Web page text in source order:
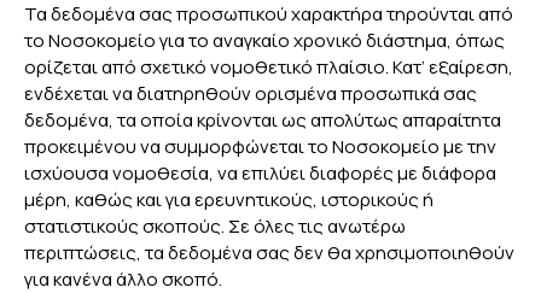
Τα δεδομένα σας προσωπικού χαρακτήρα τηρούνται από
το Νοσοκομείο για το αναγκαίο χρονικό διάστημα, όπως
ορίζεται από σχετικό νομοθετικό πλαίσιο. Κατ’ εξαίρεση,
ενδέχεται να διατηρηθούν ορισμένα προσωπικά σας
δεδομένα, τα οποία κρίνονται ως απολύτως απαραίτητα
προκειμένου να συμμορφώνεται το Νοσοκομείο με την
ισχύουσα νομοθεσία, να επιλύει διαφορές με διάφορα
μέρη, καθώς και για ερευνητικούς, ιστορικούς ή
στατιστικούς σκοπούς. Σε όλες τις ανωτέρω
περιπτώσεις, τα δεδομένα σας δεν θα χρησιμοποιηθούν
για κανένα άλλο σκοπό.